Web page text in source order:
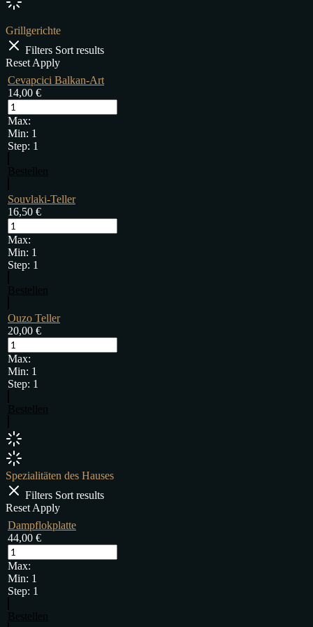
Grillgerichte
Filters Sort results
Reset Apply
Cevapcici Balkan-Art
14,00 €
Max:
Min: 1
Step: 1
Souvlaki-Teller
16,50 €
Max:
Min: 1
Step: 1
Ouzo Teller
20,00 €
Max:
Min: 1
Step: 1
Spezialitäten des Hauses
Filters Sort results
Reset Apply
Dampflokplatte
44,00 €
Max:
Min: 1
Step: 1